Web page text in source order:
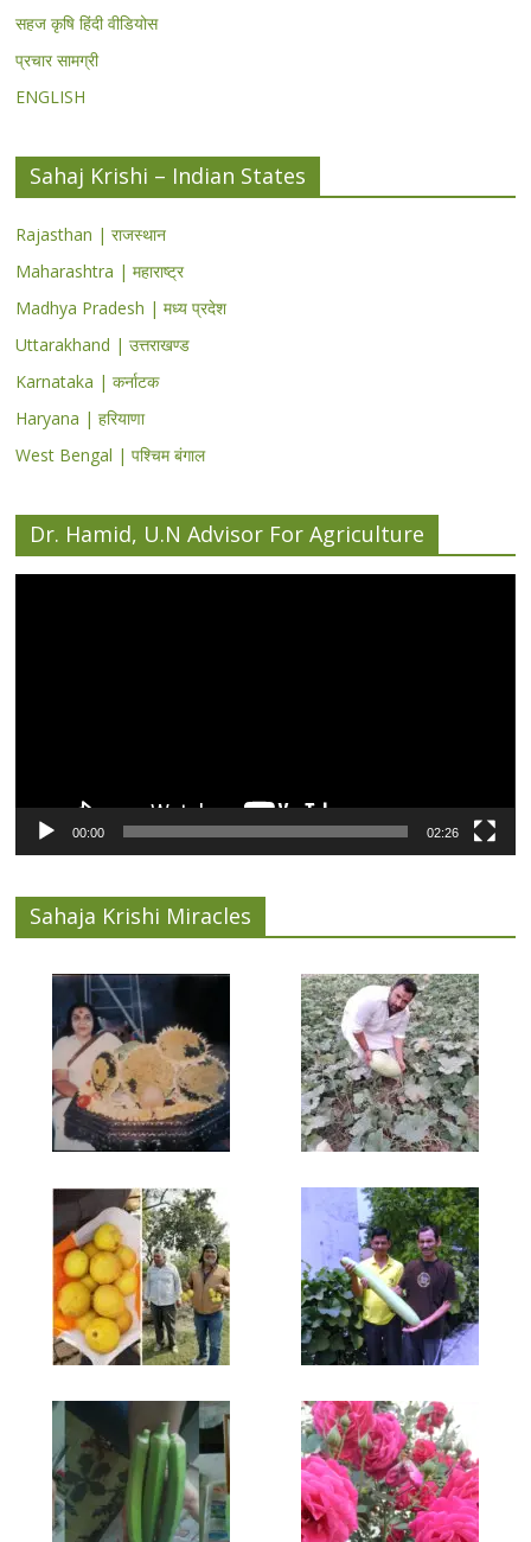
सहज कृषि हिंदी वीडियोस
प्रचार सामग्री
ENGLISH
Sahaj Krishi – Indian States
Rajasthan | राजस्थान
Maharashtra | महाराष्ट्र
Madhya Pradesh | मध्य प्रदेश
Uttarakhand | उत्तराखण्ड
Karnataka | कर्नाटक
Haryana | हरियाणा
West Bengal | पश्चिम बंगाल
Dr. Hamid, U.N Advisor For Agriculture
00:00 02:26
Sahaja Krishi Miracles